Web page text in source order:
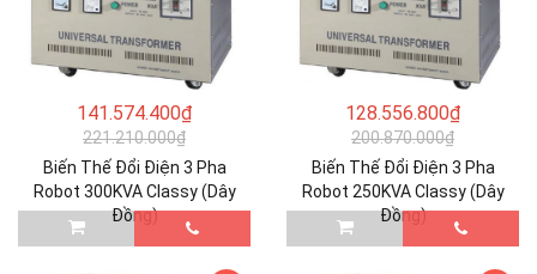
141.574.400₫
221.210.000₫
Biến Thế Đổi Điện 3 Pha
Robot 300KVA Classy (Dây
Đồng)
128.556.800₫
200.870.000₫
Biến Thế Đổi Điện 3 Pha
Robot 250KVA Classy (Dây
Đồng)